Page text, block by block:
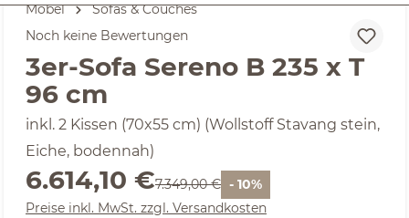
Möbel
Sofas & Couches
Noch keine Bewertungen
3er-Sofa Sereno B 235 x T
96 cm
inkl. 2 Kissen (70x55 cm) (Wollstoff Stavang stein,
Eiche, bodennah)
Verkaufspreis:
6.614,10 €Regulärer Preis:
7.349,00 € - 10%
Preise inkl. MwSt. zzgl. Versandkosten